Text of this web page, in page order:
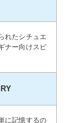
れたシチュエ
ナー向けスピ
に記憶するの